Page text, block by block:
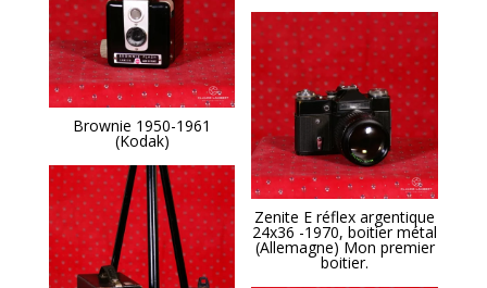
Brownie 1950-1961
(Kodak)
Zenite E réflex argentique
24x36 -1970, boitier métal
(Allemagne) Mon premier
boitier.